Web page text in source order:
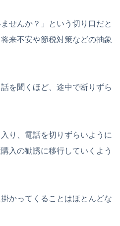
せんか？」という切り口だと
来不安や節税対策などの抽象
を聞くほど、途中で断りずら
り、電話を切りずらいように
入の勧誘に移行していくよう
かってくることはほとんどな